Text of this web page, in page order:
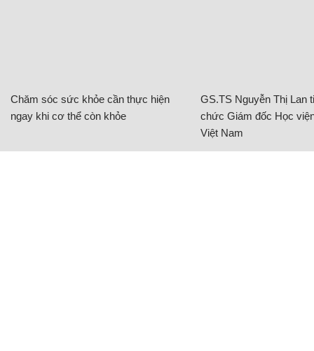
Chăm sóc sức khỏe cần thực hiện
ngay khi cơ thể còn khỏe
GS.TS Nguyễn Thị Lan
chức Giám đốc Học
Việt Nam